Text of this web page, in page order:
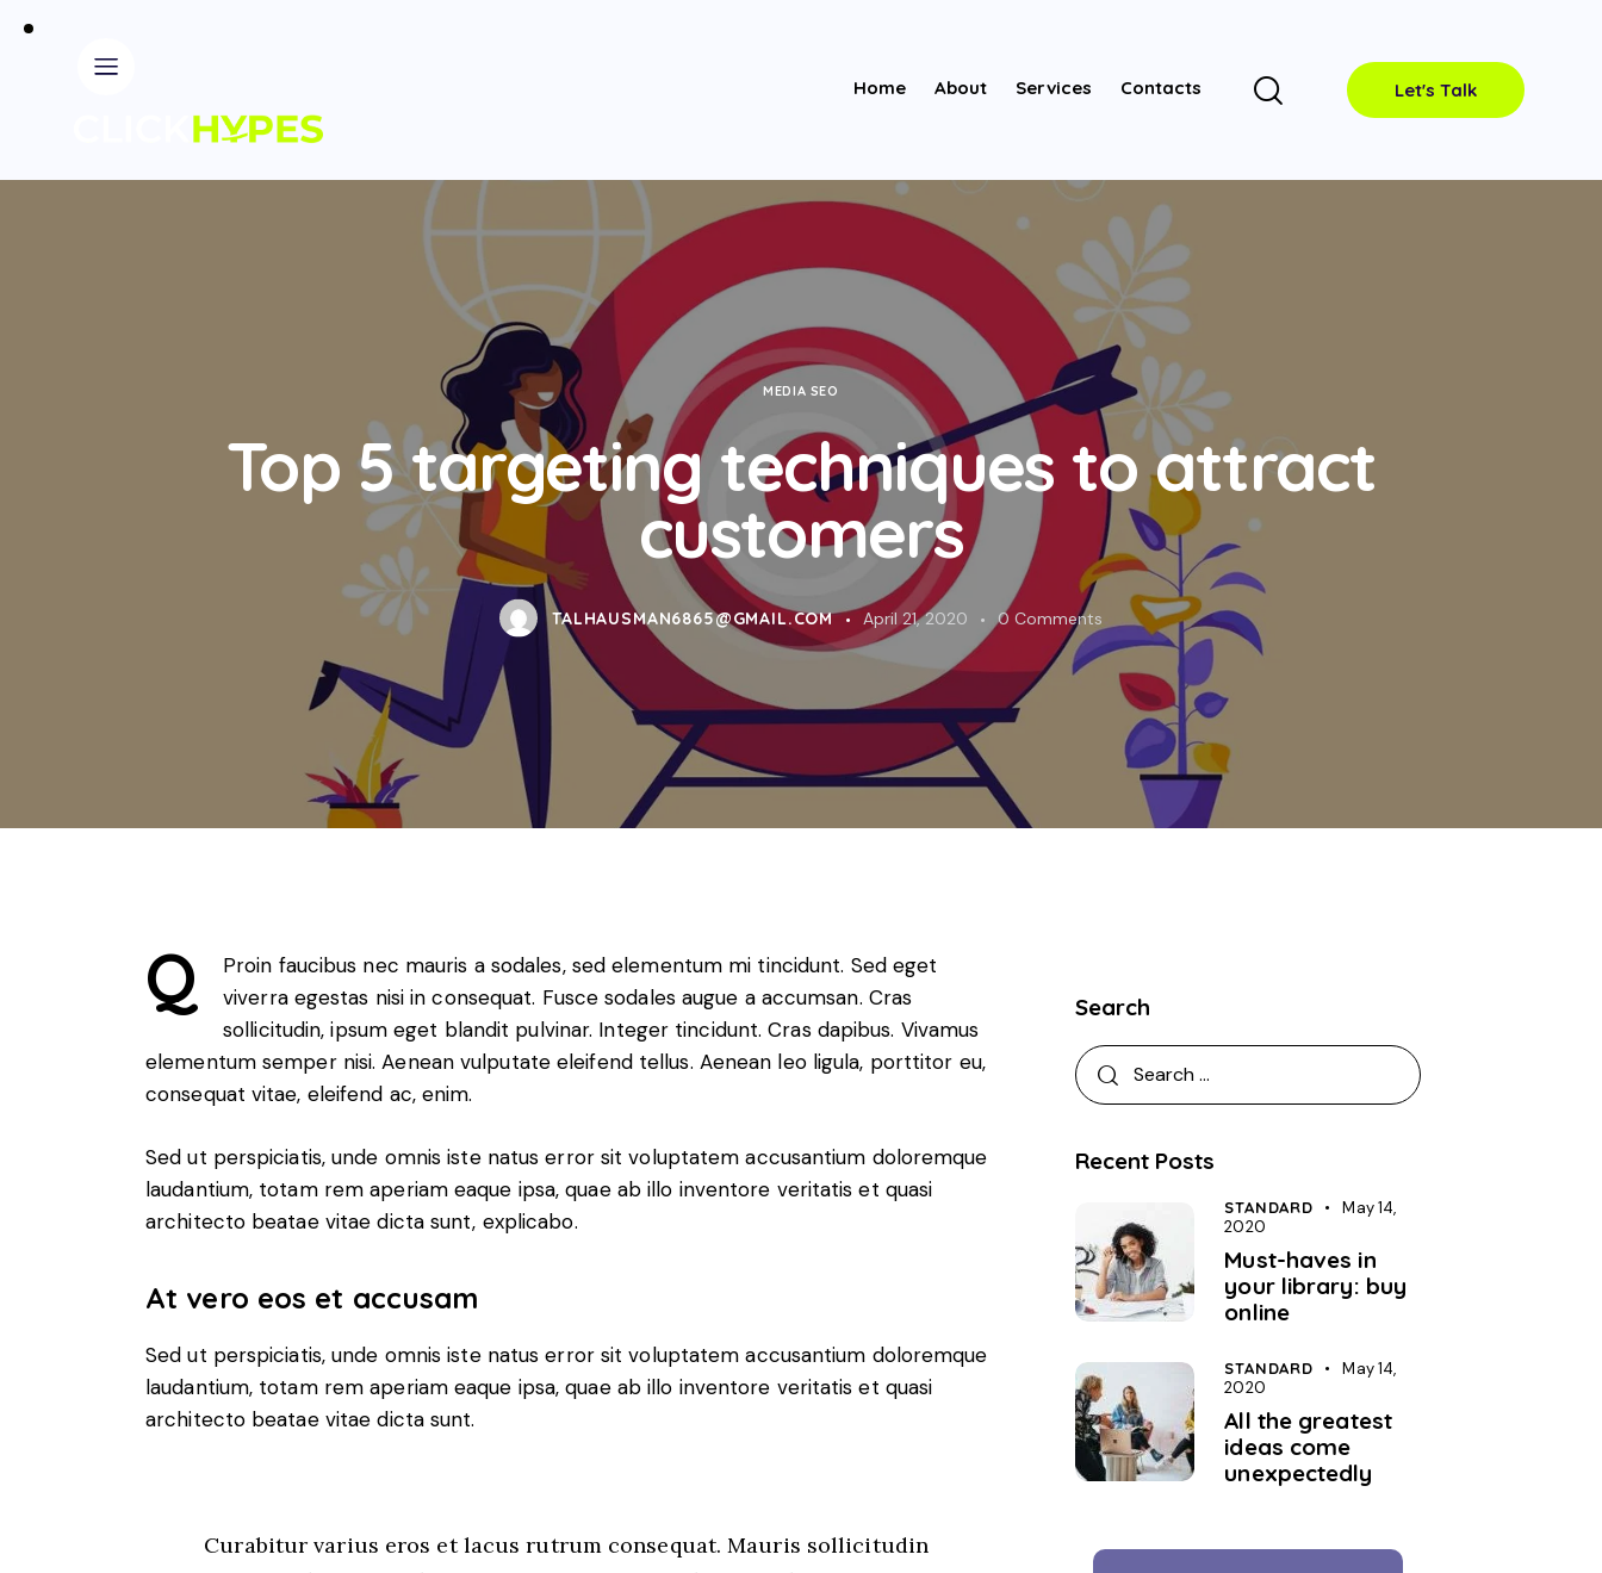
Home About Services Contacts Let's Talk
MEDIA SEO
Top 5 targeting techniques to attract
customers
TALHAUSMAN6865@GMAIL.COM April 21, 2020 0 Comments
Q
Proin faucibus nec mauris a sodales, sed elementum mi tincidunt. Sed eget
viverra egestas nisi in consequat. Fusce sodales augue a accumsan. Cras
sollicitudin, ipsum eget blandit pulvinar. Integer tincidunt. Cras dapibus. Vivamus
elementum semper nisi. Aenean vulputate eleifend tellus. Aenean leo ligula, porttitor eu,
consequat vitae, eleifend ac, enim.
Sed ut perspiciatis, unde omnis iste natus error sit voluptatem accusantium doloremque
laudantium, totam rem aperiam eaque ipsa, quae ab illo inventore veritatis et quasi
architecto beatae vitae dicta sunt, explicabo.
At vero eos et accusam
Sed ut perspiciatis, unde omnis iste natus error sit voluptatem accusantium doloremque
laudantium, totam rem aperiam eaque ipsa, quae ab illo inventore veritatis et quasi
architecto beatae vitae dicta sunt.
Curabitur varius eros et lacus rutrum consequat. Mauris sollicitudin
Search
Recent Posts
STANDARD
May 14,
2020
Must-haves in
your library: buy
online
STANDARD
May 14,
2020
All the greatest
ideas come
unexpectedly